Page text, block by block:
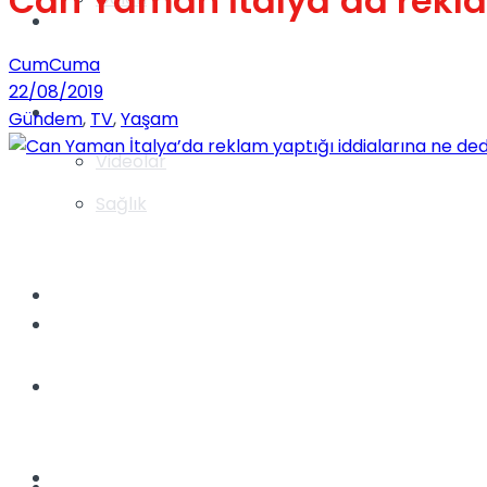
Videolar
Gündem
Yaşam
Sağlık
CumCuma
22/08/2019
Gündem, TV,Yaşam